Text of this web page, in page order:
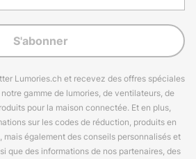
S'abonner
Lumories.ch et recevez des offres spéciales
gamme de lumories, de ventilateurs, de
pour la maison connectée. Et en plus,
sur les codes de réduction, produits en
mais également des conseils personnalisés et
que des informations de nos partenaires, des